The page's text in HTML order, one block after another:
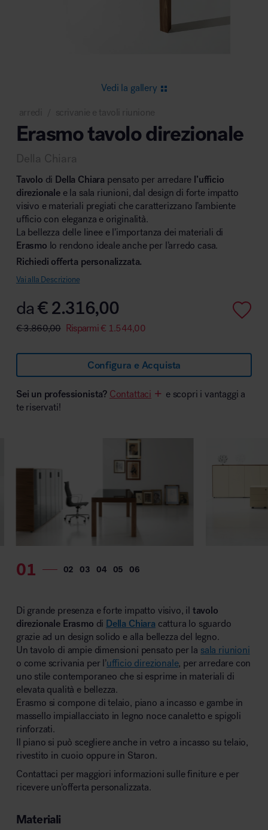
Area lounge e attesa
Area outdoor
Area hospitality
Vedi la gallery
arredi scrivanie e tavoli riunione
Erasmo tavolo direzionale
Della Chiara
Tavolo di Della Chiara pensato per arredare l’ufficio
direzionalee la sala riunioni, dal design di forte impatto
visivo e materiali pregiati che caratterizzano l’ambiente
ufficio con eleganza e originalità.
La bellezza delle linee e l’importanza dei materiali di
Erasmo lo rendono ideale anche per l’arredo casa.
Richiedi offerta personalizzata.
Vai alla Descrizione
da€2.316,00
€3.860,00 Risparmi€ 1.544,00
Configura e Acquista
Sei un professionista? Contattaci
e scopri i vantaggi a
te riservati!
Di grande presenza e forte impatto visivo, il tavolo
direzionale Erasmo di Della Chiara cattura lo sguardo
grazie ad un design solido e alla bellezza del legno.
Un tavolo di ampie dimensioni pensato per la sala riunioni
o come scrivania per l’ufficio direzionale, per arredare con
uno stile contemporaneo che si esprime in materiali di
elevata qualità e bellezza.
Erasmo si compone di telaio, piano a incasso e gambe in
massello impiallacciato in legno noce canaletto e spigoli
rinforzati.
Il piano si può scegliere anche in vetro a incasso su telaio,
rivestito in cuoio oppure in Staron.
Contattaci per maggiori informazioni sulle finiture e per
ricevere un’offerta personalizzata.
Materiali